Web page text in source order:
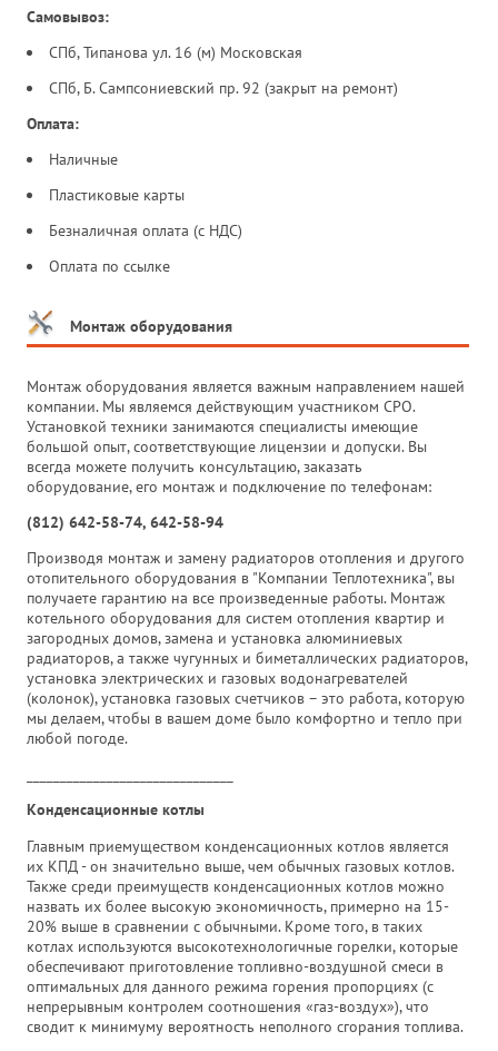
Самовывоз:
СПб, Типанова ул. 16 (м) Московская
СПб, Б. Сампсониевский пр. 92 (закрыт на ремонт)
Оплата:
Наличные
Пластиковые карты
Безналичная оплата (с НДС)
Оплата по ссылке
Монтаж оборудования
Монтаж оборудования является важным направлением нашей
компании. Мы являемся действующим участником СРО.
Установкой техники занимаются специалисты имеющие
большой опыт, соответствующие лицензии и допуски. Вы
всегда можете получить консультацию, заказать
оборудование, его монтаж и подключение по телефонам:
(812) 642-58-74, 642-58-94
Производя монтаж и замену радиаторов отопления и другого
отопительного оборудования в "Компании Теплотехника", вы
получаете гарантию на все произведенные работы. Монтаж
котельного оборудования для систем отопления квартир и
загородных домов, замена и установка алюминиевых
радиаторов, а также чугунных и биметаллических радиаторов,
установка электрических и газовых водонагревателей
(колонок), установка газовых счетчиков – это работа, которую
мы делаем, чтобы в вашем доме было комфортно и тепло при
любой погоде.
Конденсационные котлы
Главным приемуществом конденсационных котлов является
их КПД - он значительно выше, чем обычных газовых котлов.
Также среди преимуществ конденсационных котлов можно
назвать их более высокую экономичность, примерно на 15-
20% выше в сравнении с обычными. Кроме того, в таких
котлах используются высокотехнологичные горелки, которые
обеспечивают приготовление топливно-воздушной смеси в
оптимальных для данного режима горения пропорциях (с
непрерывным контролем соотношения «газ-воздух»), что
сводит к минимуму вероятность непол­ного сгорания топлива.